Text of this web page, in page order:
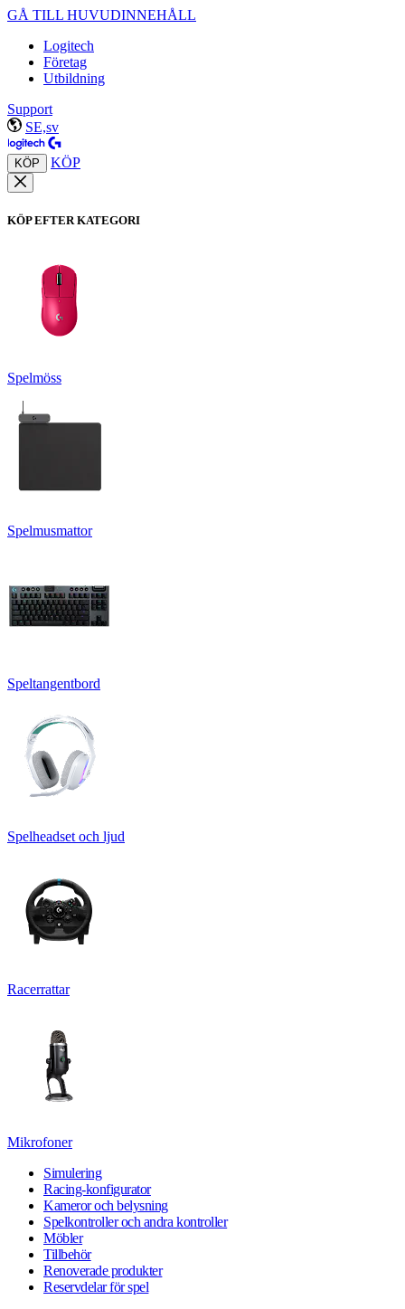
GÅ TILL HUVUDINNEHÅLL
Logitech
Företag
Utbildning
Support
SE,sv
KÖP KÖP
KÖP EFTER KATEGORI
Spelmöss
Spelmusmattor
Speltangentbord
Spelheadset och ljud
Racerrattar
Mikrofoner
Simulering
Racing-konfigurator
Kameror och belysning
Spelkontroller och andra kontroller
Möbler
Tillbehör
Renoverade produkter
Reservdelar för spel